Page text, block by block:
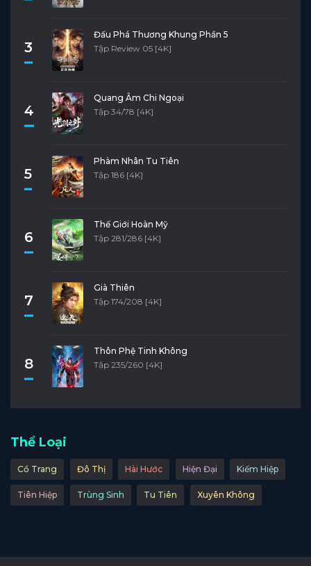
3
Đấu Phá Thương Khung Phần 5
Tập Review 05 [4K]
4
Quang Âm Chi Ngoại
Tập 34/78 [4K]
5
Phàm Nhân Tu Tiên
Tập 186 [4K]
6
Thế Giới Hoàn Mỹ
Tập 281/286 [4K]
7
Già Thiên
Tập 174/208 [4K]
8
Thôn Phệ Tinh Không
Tập 235/260 [4K]
Thể Loại
Cổ Trang Đô Thị Hài Hước Hiện Đại Kiếm Hiệp
Tiên Hiệp Trùng Sinh Tu Tiên Xuyên Không